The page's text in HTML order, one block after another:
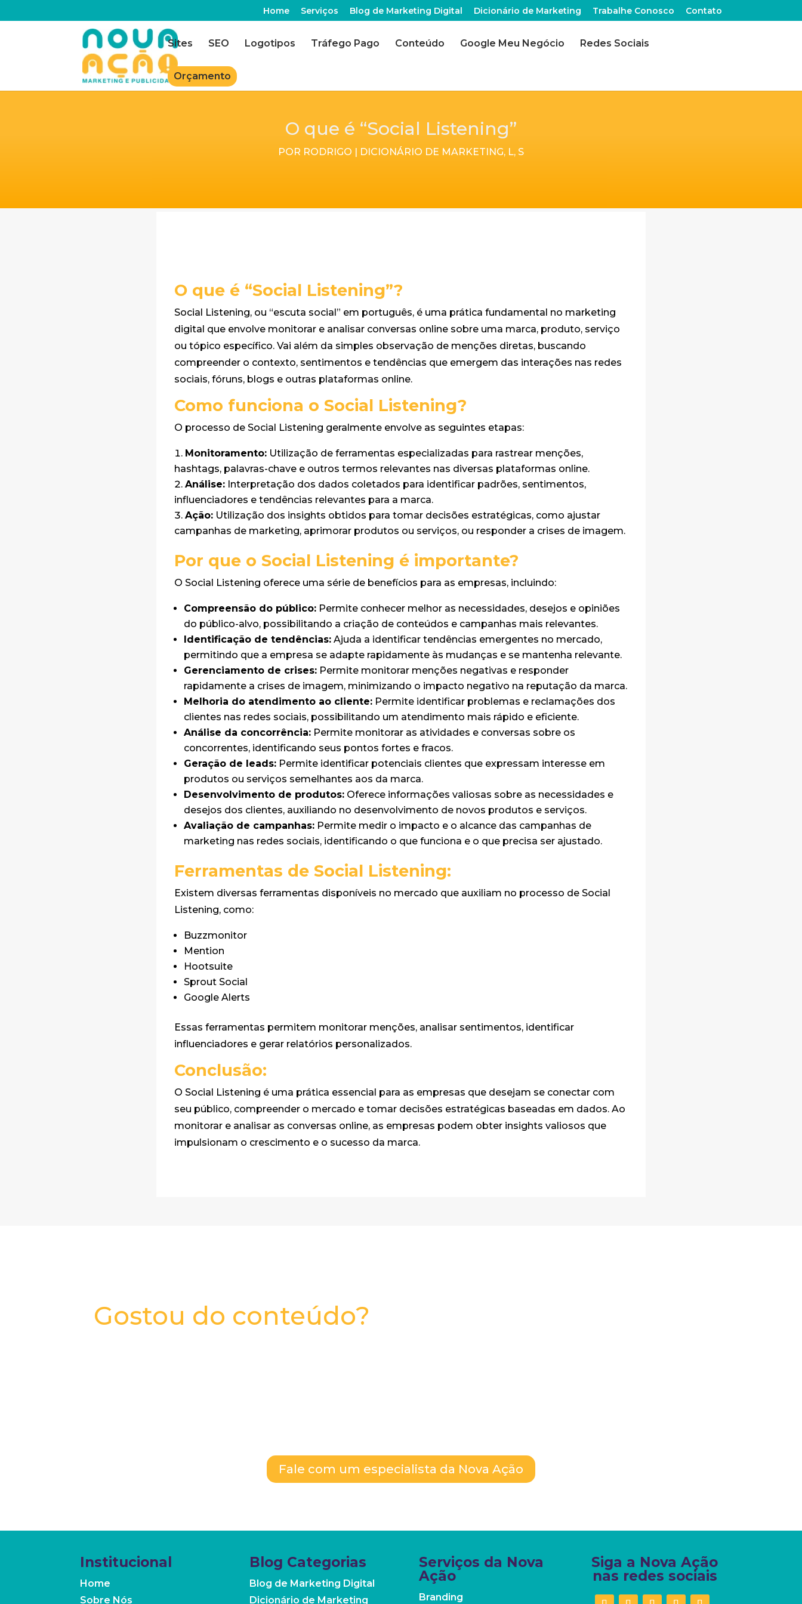
Home Serviços Blog de Marketing Digital Dicionário de Marketing Trabalhe Conosco Contato
Sites SEO Logotipos Tráfego Pago Conteúdo Google Meu Negócio Redes Sociais
Orçamento
O que é “Social Listening”
POR RODRIGO | DICIONÁRIO DE MARKETING, L, S
O que é “Social Listening”?
Social Listening, ou “escuta social” em português, é uma prática fundamental no marketing
digital que envolve monitorar e analisar conversas online sobre uma marca, produto, serviço
ou tópico específico. Vai além da simples observação de menções diretas, buscando
compreender o contexto, sentimentos e tendências que emergem das interações nas redes
sociais, fóruns, blogs e outras plataformas online.
Como funciona o Social Listening?
O processo de Social Listening geralmente envolve as seguintes etapas:
Monitoramento: Utilização de ferramentas especializadas para rastrear menções,
hashtags, palavras-chave e outros termos relevantes nas diversas plataformas online.
Análise: Interpretação dos dados coletados para identificar padrões, sentimentos,
influenciadores e tendências relevantes para a marca.
Ação: Utilização dos insights obtidos para tomar decisões estratégicas, como ajustar
campanhas de marketing, aprimorar produtos ou serviços, ou responder a crises de imagem.
Por que o Social Listening é importante?
O Social Listening oferece uma série de benefícios para as empresas, incluindo:
Compreensão do público: Permite conhecer melhor as necessidades, desejos e opiniões
do público-alvo, possibilitando a criação de conteúdos e campanhas mais relevantes.
Identificação de tendências: Ajuda a identificar tendências emergentes no mercado,
permitindo que a empresa se adapte rapidamente às mudanças e se mantenha relevante.
Gerenciamento de crises: Permite monitorar menções negativas e responder
rapidamente a crises de imagem, minimizando o impacto negativo na reputação da marca.
Melhoria do atendimento ao cliente: Permite identificar problemas e reclamações dos
clientes nas redes sociais, possibilitando um atendimento mais rápido e eficiente.
Análise da concorrência: Permite monitorar as atividades e conversas sobre os
concorrentes, identificando seus pontos fortes e fracos.
Geração de leads: Permite identificar potenciais clientes que expressam interesse em
produtos ou serviços semelhantes aos da marca.
Desenvolvimento de produtos: Oferece informações valiosas sobre as necessidades e
desejos dos clientes, auxiliando no desenvolvimento de novos produtos e serviços.
Avaliação de campanhas: Permite medir o impacto e o alcance das campanhas de
marketing nas redes sociais, identificando o que funciona e o que precisa ser ajustado.
Ferramentas de Social Listening:
Existem diversas ferramentas disponíveis no mercado que auxiliam no processo de Social
Listening, como:
Buzzmonitor
Mention
Hootsuite
Sprout Social
Google Alerts
Essas ferramentas permitem monitorar menções, analisar sentimentos, identificar
influenciadores e gerar relatórios personalizados.
Conclusão:
O Social Listening é uma prática essencial para as empresas que desejam se conectar com
seu público, compreender o mercado e tomar decisões estratégicas baseadas em dados. Ao
monitorar e analisar as conversas online, as empresas podem obter insights valiosos que
impulsionam o crescimento e o sucesso da marca.
Gostou do conteúdo?
Fale com um especialista da Nova Ação
Institucional
Home
Sobre Nós
Blog Categorias
Blog de Marketing Digital
Dicionário de Marketing
Serviços da Nova
Ação
Branding
Siga a Nova Ação
nas redes sociais